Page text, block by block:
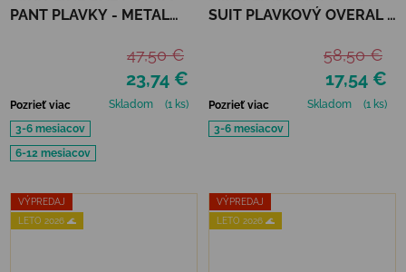
PANT PLAVKY - METAL
23,74 €
47,50 €
Pozrieť viac Skladom
(1 ks)
3-6 mesiacov
6-12 mesiacov
SUIT PLAVKOVÝ OVERAL -
17,54 €
58,50 €
Pozrieť viac Skladom
(1 ks)
3-6 mesiacov
VÝPREDAJ
LETO 2026 🌊
VÝPREDAJ
LETO 2026 🌊